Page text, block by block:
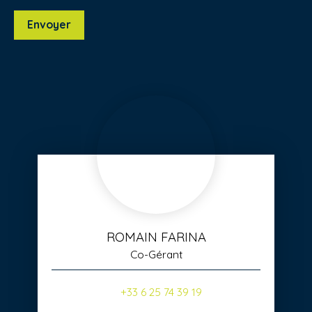
Envoyer
ROMAIN FARINA
Co-Gérant
+33 6 25 74 39 19